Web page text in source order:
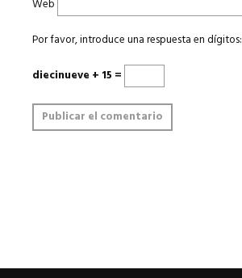
Web
Por favor, introduce una respuesta en dígitos:
diecinueve + 15 =